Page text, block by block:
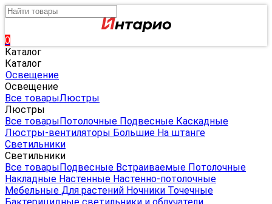
0
Каталог
Каталог
Освещение
Освещение
Все товарыЛюстры
Люстры
Все товарыПотолочные Подвесные Каскадные
Люстры-вентиляторы Большие На штанге
Светильники
Светильники
Все товарыПодвесные Встраиваемые Потолочные
Накладные Настенные Настенно-потолочные
Мебельные Для растений Ночники Точечные